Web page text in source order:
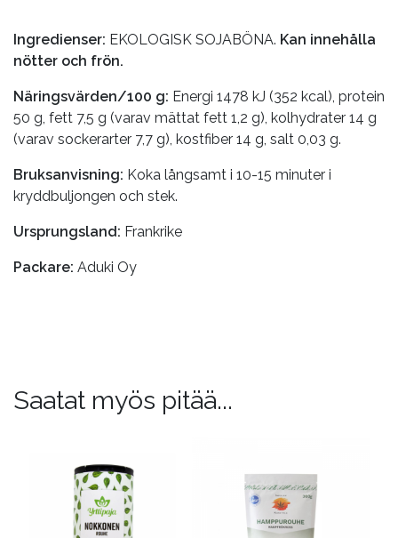
Ingredienser: EKOLOGISK SOJABÖNA. Kan innehålla
nötter och frön.
Näringsvärden/100 g: Energi 1478 kJ (352 kcal), protein
50 g, fett 7,5 g (varav mättat fett 1,2 g), kolhydrater 14 g
(varav sockerarter 7,7 g), kostfiber 14 g, salt 0,03 g.
Bruksanvisning: Koka långsamt i 10-15 minuter i
kryddbuljongen och stek.
Ursprungsland: Frankrike
Packare: Aduki Oy
Saatat myös pitää...